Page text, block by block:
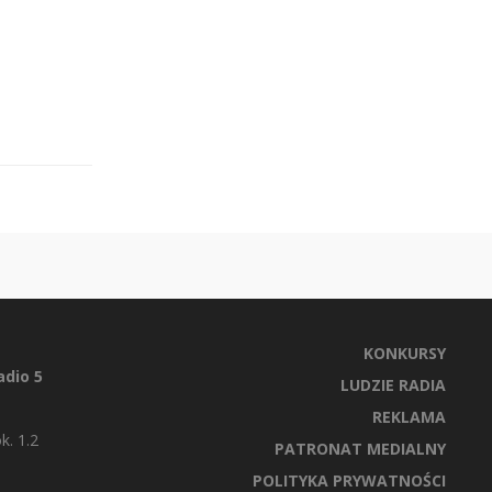
5
1.2
KONKURSY
LUDZIE RADIA
REKLAMA
PATRONAT MEDIALNY
POLITYKA PRYWATNOŚCI